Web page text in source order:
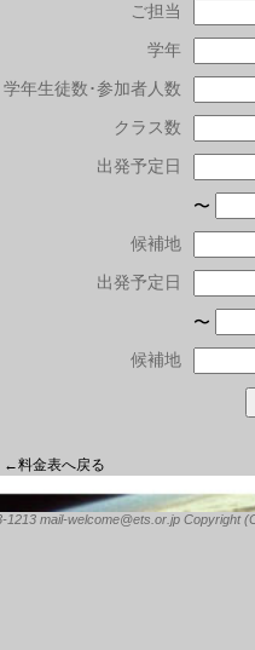
ご担当
学年
学年生徒数･参加者人数
クラス数
出発予定日
〜
候補地
出発予定日
〜
候補地
←料金表へ戻る
1213 mail-welcome@ets.or.jp Copyright